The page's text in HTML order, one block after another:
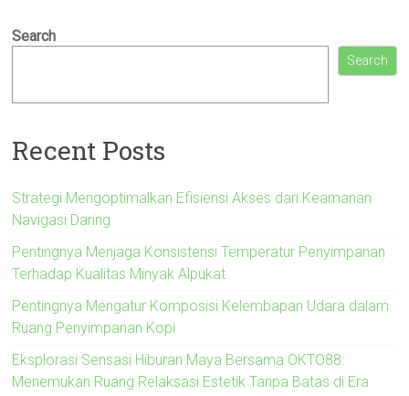
Search
Search
Recent Posts
Strategi Mengoptimalkan Efisiensi Akses dan Keamanan
Navigasi Daring
Pentingnya Menjaga Konsistensi Temperatur Penyimpanan
Terhadap Kualitas Minyak Alpukat
Pentingnya Mengatur Komposisi Kelembapan Udara dalam
Ruang Penyimpanan Kopi
Eksplorasi Sensasi Hiburan Maya Bersama OKTO88:
Menemukan Ruang Relaksasi Estetik Tanpa Batas di Era